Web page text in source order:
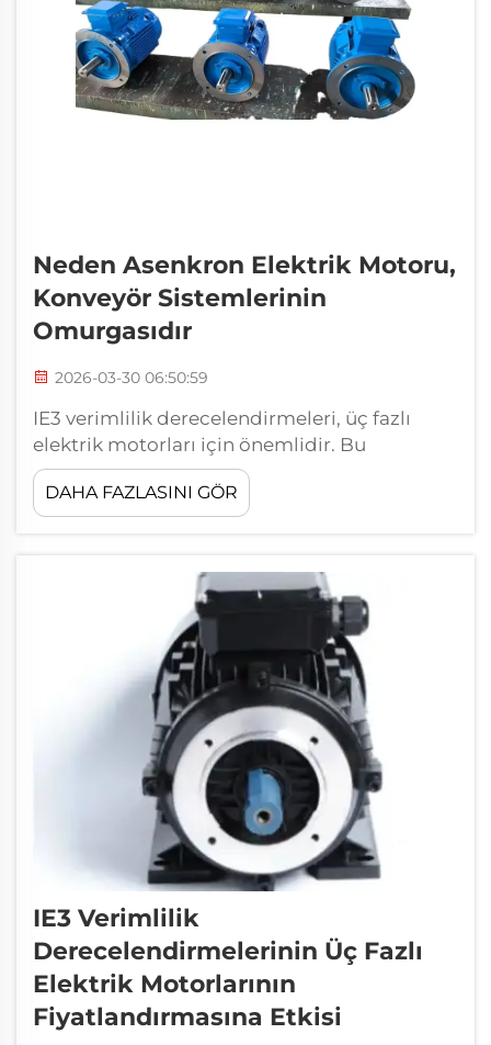
Neden Asenkron Elektrik Motoru,
Konveyör Sistemlerinin
Omurgasıdır
2026-03-30 06:50:59
IE3 verimlilik derecelendirmeleri, üç fazlı
elektrik motorları için önemlidir. Bu
derecelendirmeler, kullanıcıların bir motorun
enerjiyi ne kadar verimli kullandığını
anlamalarına yardımcı olur. Daha yüksek IE3
güç tüketir; bu da çevre açısından faydalıdır
ve uzun vadede maliyet tasarrufu sağlayabilir.
DAHA FAZLASINI GÖR
IE3 Verimlilik
Derecelendirmelerinin Üç Fazlı
Elektrik Motorlarının
Fiyatlandırmasına Etkisi